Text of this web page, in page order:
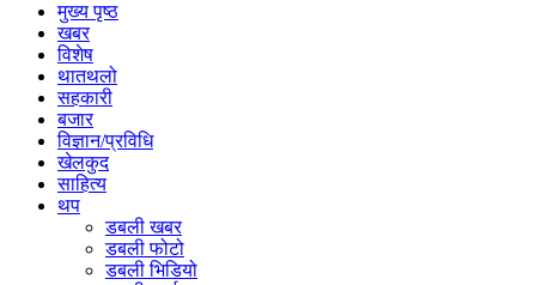
मुख्य पृष्ठ
खबर
विशेष
थातथलो
सहकारी
बजार
विज्ञान/प्रविधि
खेलकुद
साहित्य
थप
डबली खबर
डबली फोटो
डबली भिडियो